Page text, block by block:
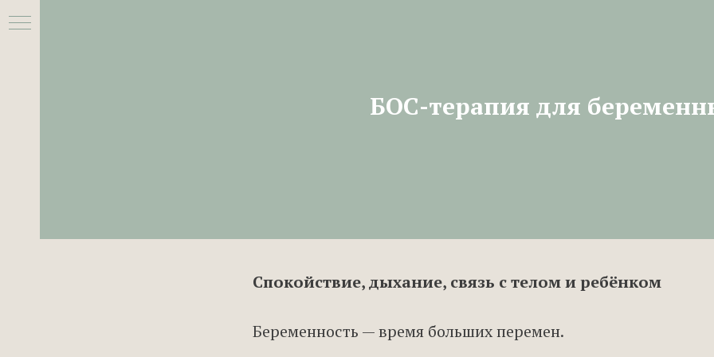
БОС-терапия для
Спокойствие, дыхание, связь с телом и ребёнком
Беременность — время больших перемен.